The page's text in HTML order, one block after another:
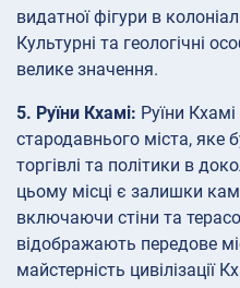
видатної фігури в
Культурні та геологічні
велике значення.
5. Руїни Кхамі: Руїни
стародавнього міста, яке
торгівлі та політики в
цьому місці є залишки
включаючи стіни та
відображають передове
майстерність цивілізації